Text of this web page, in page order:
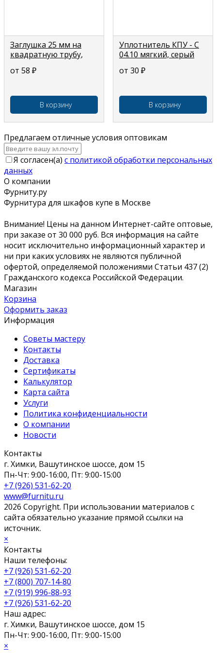
Заглушка 25 мм на
квадратную трубу,
от 58 ₽
В корзину
Уплотнитель КПУ - С
04.10 мягкий, серый
от 30 ₽
В корзину
Предлагаем отличные условия оптовикам
Я согласен(a) с политикой обработки персональных
данных
О компании
Фурниту.ру
Фурнитура для шкафов купе в Москве
Внимание! Цены на данном Интернет-сайте оптовые,
при заказе от 30 000 руб. Вся информация на сайте
носит исключительно информационный характер и
ни при каких условиях не являются публичной
офертой, определяемой положениями Статьи 437 (2)
Гражданского кодекса Российской Федерации.
Магазин
Корзина
Оформить заказ
Информация
Советы мастеру
Контакты
Доставка
Сертификаты
Калькулятор
Карта сайта
Услуги
Политика конфиденциальности
О компании
Новости
Контакты
г. Химки, Вашутинское шоссе, дом 15
Пн-Чт: 9:00-16:00, Пт: 9:00-15:00
+7 (926) 531-62-20
www@furnitu.ru
2026 Copyright. При использовании материалов с
сайта обязательно указание прямой ссылки на
источник.
×
Контакты
Наши телефоны:
+7 (926) 531-62-20
+7 (800) 707-14-80
+7 (919) 996-88-93
+7 (926) 531-62-20
Наш адрес:
г. Химки, Вашутинское шоссе, дом 15
Пн-Чт: 9:00-16:00, Пт: 9:00-15:00
×